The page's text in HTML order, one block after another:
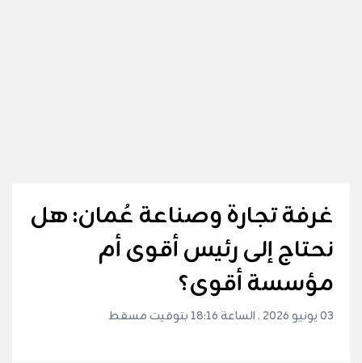
غرفة تجارة وصناعة عُمان: هل
نحتاج إلى رئيس أقوى أم
مؤسسة أقوى؟
03 يونيو 2026 . الساعة 18:16 بتوقيت مسقط